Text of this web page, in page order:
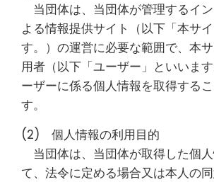
当団体は、当団体が管理するイ
よる情報提供サイト（以下「本サ
す。）の運営に必要な範囲で、本
用者（以下「ユーザー」といいま
ーザーに係る個人情報を取得する
す。
(2) 個人情報の利用目的
当団体は、当団体が取得した個
て、法令に定める場合又は本人の